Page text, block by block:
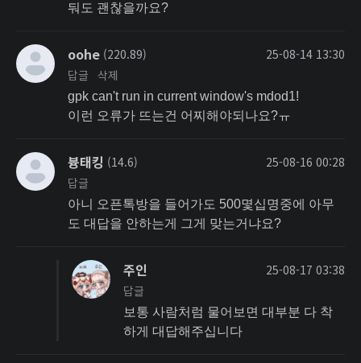
둬도 괜찮을까요?
oohe (220.89)
25-08-14 13:30
답글 삭제
gpk can't run in current window's mdod1!
이런 오류가 뜨는건 어찌해야되나요?ㅠ
븅태킹 (14.6)
25-08-16 00:28
답글
아니 오픈톡방을 들어가도 500몇십명중에 아무
도 대답을 안하는게 그게 맞는거냐요?
주인
25-08-17 03:38
답글
보통 사람처럼 물어보면 대부분 다 착
하게 대답해주십니다